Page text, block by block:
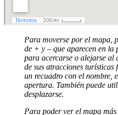
Para moverse por el mapa,
de + y – que aparecen en la
para acercarse o alejarse al
de sus atracciones
un recuadro con el nombre,
apertura. También puede
desplazarse.
Para poder ver el mapa